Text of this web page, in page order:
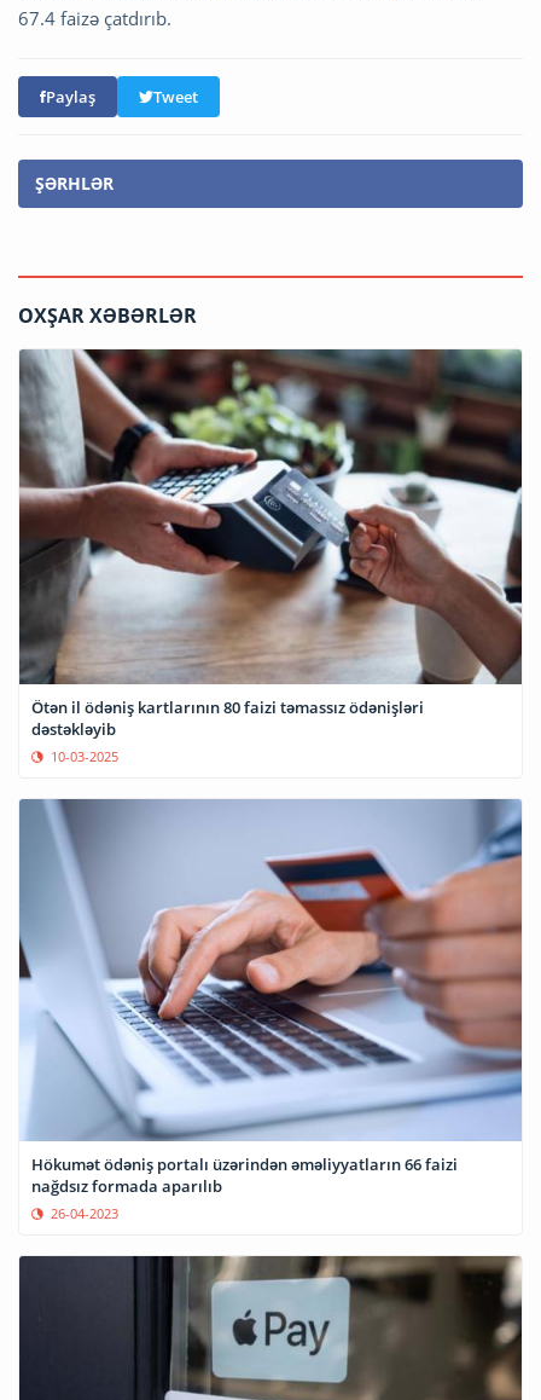
67.4 faizə çatdırıb.
Paylaş Tweet
ŞƏRHLƏR
OXŞAR XƏBƏRLƏR
Ötən il ödəniş kartlarının 80 faizi təmassız ödənişləri
dəstəkləyib
10-03-2025
Hökumət ödəniş portalı üzərindən əməliyyatların 66 faizi
nağdsız formada aparılıb
26-04-2023